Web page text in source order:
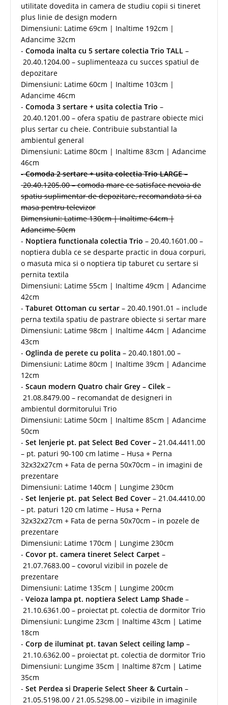
utilitate dovedita in camera de studiu copii si tineret
plus linie de design modern
Dimensiuni: Latime 69cm | Inaltime 192cm |
Adancime 32cm
- Comoda inalta cu 5 sertare colectia Trio TALL –
20.40.1204.00 – suplimenteaza cu succes spatiul de
depozitare
Dimensiuni: Latime 60cm | Inaltime 103cm |
Adancime 46cm
- Comoda 3 sertare + usita colectia Trio –
20.40.1201.00 – ofera spatiu de pastrare obiecte mici
plus sertar cu cheie. Contribuie substantial la
ambientul general
Dimensiuni: Latime 80cm | Inaltime 83cm | Adancime
46cm
-Comoda 2 sertare + usita colectia Trio LARGE–
20.40.1205.00 – comoda mare ce satisface nevoia de
spatiu suplimentar de depozitare, recomandata si ca
masa pentru televizor
Dimensiuni: Latime 130cm | Inaltime 64cm |
Adancime 50cm
- Noptiera functionala colectia Trio – 20.40.1601.00 –
noptiera dubla ce se desparte practic in doua corpuri,
o masuta mica si o noptiera tip taburet cu sertare si
pernita textila
Dimensiuni: Latime 55cm | Inaltime 49cm | Adancime
42cm
- Taburet Ottoman cu sertar – 20.40.1901.01 – include
perna textila spatiu de pastrare obiecte si sertar mare
Dimensiuni: Latime 98cm | Inaltime 44cm | Adancime
43cm
- Oglinda de perete cu polita – 20.40.1801.00 –
Dimensiuni: Latime 80cm | Inaltime 39cm | Adancime
12cm
- Scaun modern Quatro chair Grey – Cilek –
21.08.8479.00 – recomandat de designeri in
ambientul dormitorului Trio
Dimensiuni: Latime 50cm | Inaltime 85cm | Adancime
50cm
- Set lenjerie pt. pat Select Bed Cover – 21.04.4411.00
– pt. paturi 90-100 cm latime – Husa + Perna
32x32x27cm + Fata de perna 50x70cm – in imagini de
prezentare
Dimensiuni: Latime 140cm | Lungime 230cm
- Set lenjerie pt. pat Select Bed Cover – 21.04.4410.00
– pt. paturi 120 cm latime – Husa + Perna
32x32x27cm + Fata de perna 50x70cm – in pozele de
prezentare
Dimensiuni: Latime 170cm | Lungime 230cm
- Covor pt. camera tineret Select Carpet –
21.07.7683.00 – covorul vizibil in pozele de
prezentare
Dimensiuni: Latime 135cm | Lungime 200cm
- Veioza lampa pt. noptiera Select Lamp Shade –
21.10.6361.00 – proiectat pt. colectia de dormitor Trio
Dimensiuni: Lungime 23cm | Inaltime 43cm | Latime
18cm
- Corp de iluminat pt. tavan Select ceiling lamp –
21.10.6362.00 – proiectat pt. colectia de dormitor Trio
Dimensiuni: Lungime 35cm | Inaltime 87cm | Latime
35cm
- Set Perdea si Draperie Select Sheer & Curtain –
21.05.5198.00 / 21.05.5298.00 – vizibile in imaginile